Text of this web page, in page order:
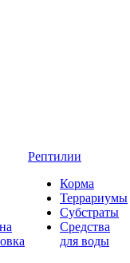
Рептилии
Корма
Террариумы
Субстраты
Средства
для воды